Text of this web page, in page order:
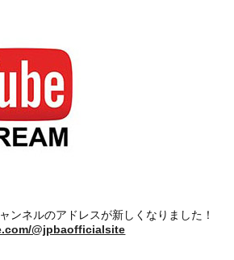
ネルのアドレスが新しくなりました！
@jpbaofficialsite